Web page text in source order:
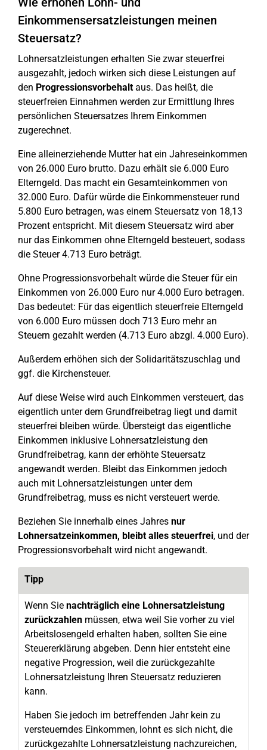
Einkommensersatzleistungen meinen
Steuersatz?
Lohnersatzleistungen erhalten Sie zwar steuerfrei
ausgezahlt, jedoch wirken sich diese Leistungen auf
den Progressionsvorbehaltaus. Das heißt, die
steuerfreien Einnahmen werden zur Ermittlung Ihres
persönlichen Steuersatzes Ihrem Einkommen
zugerechnet.
Eine alleinerziehende Mutter hat ein Jahreseinkommen
von 26.000 Euro brutto. Dazu erhält sie 6.000 Euro
Elterngeld. Das macht ein Gesamteinkommen von
32.000 Euro. Dafür würde die Einkommensteuer rund
5.800 Euro betragen, was einem Steuersatz von 18,13
Prozent entspricht. Mit diesem Steuersatz wird aber
nur das Einkommen ohne Elterngeld besteuert, sodass
die Steuer 4.713 Euro beträgt.
Ohne Progressionsvorbehalt würde die Steuer für ein
Einkommen von 26.000 Euro nur 4.000 Euro betragen.
Das bedeutet: Für das eigentlich steuerfreie Elterngeld
von 6.000 Euro müssen doch 713 Euro mehr an
Steuern gezahlt werden (4.713 Euro abzgl. 4.000 Euro).
Außerdem erhöhen sich der Solidaritätszuschlag und
ggf. die Kirchensteuer.
Auf diese Weise wird auch Einkommen versteuert, das
eigentlich unter dem Grundfreibetrag liegt und damit
steuerfrei bleiben würde. Übersteigt das eigentliche
Einkommen inklusive Lohnersatzleistung den
Grundfreibetrag, kann der erhöhte Steuersatz
angewandt werden. Bleibt das Einkommen jedoch
auch mit Lohnersatzleistungen unter dem
Grundfreibetrag, muss es nicht versteuert werde.
Beziehen Sie innerhalb eines Jahres nur
Lohnersatzeinkommen, bleibt alles steuerfrei, und der
Progressionsvorbehalt wird nicht angewandt.
Tipp
Wenn Sie nachträglich eine Lohnersatzleistung
zurückzahlen müssen, etwa weil Sie vorher zu viel
Arbeitslosengeld erhalten haben, sollten Sie eine
Steuererklärung abgeben. Denn hier entsteht eine
negative Progression, weil die zurückgezahlte
Lohnersatzleistung Ihren Steuersatz reduzieren
kann.
Haben Sie jedoch im betreffenden Jahr kein zu
versteuerndes Einkommen, lohnt es sich nicht, die
zurückgezahlte Lohnersatzleistung nachzureichen,